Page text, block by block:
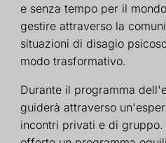
e senza tempo per il
gestire attraverso la
situazioni di disagio
modo trasformativo.
Durante il programma
guiderà attraverso
incontri privati e di